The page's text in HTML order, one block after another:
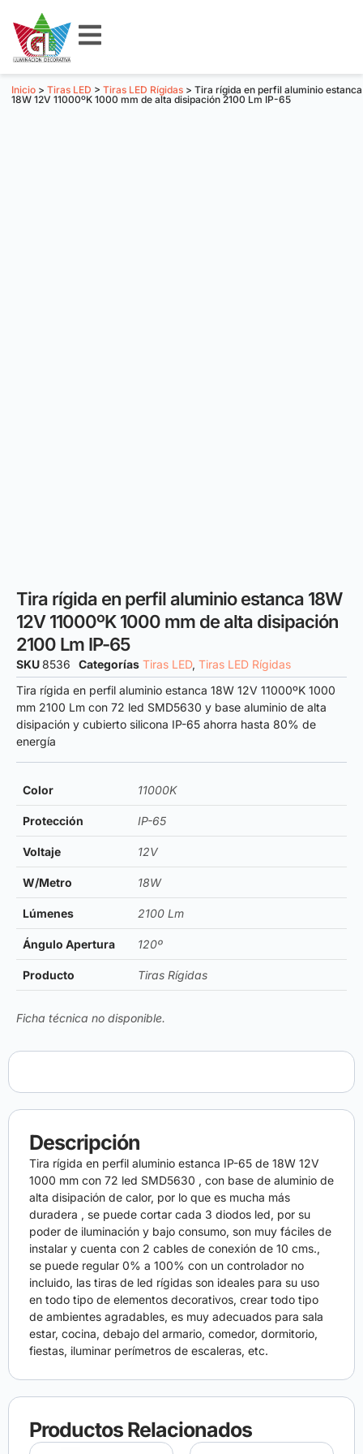
Inicio > Tiras LED > Tiras LED Rígidas > Tira rígida en perfil aluminio estanca
18W 12V 11000ºK 1000 mm de alta disipación 2100 Lm IP-65
Tira rígida en perfil aluminio estanca 18W
12V 11000ºK 1000 mm de alta disipación
2100 Lm IP-65
SKU8536 Categorías Tiras LED, Tiras LED Rígidas
Tira rígida en perfil aluminio estanca 18W 12V 11000ºK 1000
mm 2100 Lm con 72 led SMD5630 y base aluminio de alta
disipación y cubierto silicona IP-65 ahorra hasta 80% de
energía
Color 11000K
Protección IP-65
Voltaje 12V
W/Metro 18W
Lúmenes 2100 Lm
Ángulo Apertura 120º
Producto Tiras Rígidas
Ficha técnica no disponible.
Descripción
Tira rígida en perfil aluminio estanca IP-65 de 18W 12V
1000 mm con 72 led SMD5630 , con base de aluminio de
alta disipación de calor, por lo que es mucha más
duradera , se puede cortar cada 3 diodos led, por su
poder de iluminación y bajo consumo, son muy fáciles de
instalar y cuenta con 2 cables de conexión de 10 cms.,
se puede regular 0% a 100% con un controlador no
incluido, las tiras de led rígidas son ideales para su uso
en todo tipo de elementos decorativos, crear todo tipo
de ambientes agradables, es muy adecuados para sala
estar, cocina, debajo del armario, comedor, dormitorio,
fiestas, iluminar perímetros de escaleras, etc.
Productos Relacionados